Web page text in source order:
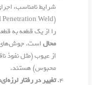
شرایط نامناسب،
را از یک قطعه به
محالاست. جوش‌های
از عیوب (مثل نفوذ
محبوس) هستند.
تغییر در رفتار لرزه‌ای: